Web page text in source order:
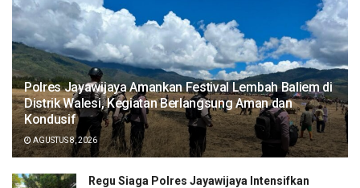
Polres Jayawijaya Amankan Festival Lembah Baliem di
Distrik Walesi, Kegiatan Berlangsung Aman dan
Kondusif
AGUSTUS 8, 2026
Regu Siaga Polres Jayawijaya Intensifkan